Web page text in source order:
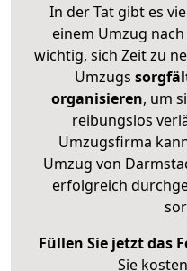
In der Tat gibt es
einem Umzug
wichtig, sich Zeit zu
Umzugs
organisieren, um
reibungslos
Umzugsfirma
Umzug von
erfolgreich
Füllen Sie jetzt das
Sie